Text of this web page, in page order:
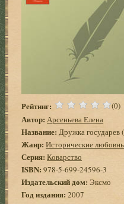
Рейтинг: (0)
Автор: Арсеньева Елена
Название: Дружка
Жанр: Исторические
Серия: Коварство
ISBN:978-5-699-24596-3
Издательский дом: Эксмо
Год издания: 2007